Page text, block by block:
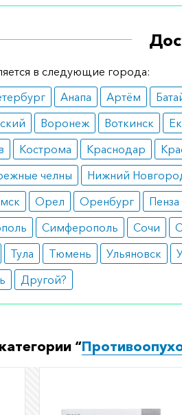
в следующие города:
Анапа Артём
Воронеж Воткинск
Кострома Краснодар
челны Нижний
Орел Оренбург Пенза
Симферополь Сочи
Тула Тюмень Ульяновск
Другой?
“